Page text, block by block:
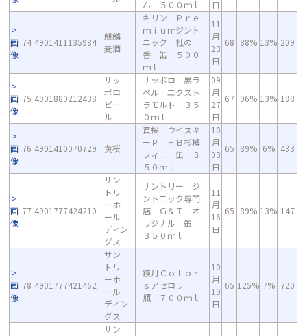
ん ５００ｍｌ
日
画
像
74 4901411135984
麒麟
麦酒
キリン Ｐｒｅ
ｍｉｕｍジント
ニック 杜の
香 缶 ５００
ｍｌ
11
月
23
日
68 88% 13% 209
画
像
75 4901880212438
サッ
ポロ
ビー
ル
サッポロ 黒ラ
ベル エクスト
ラモルト ３５
０ｍｌ
09
月
27
日
67 96% 13% 188
画
像
76 4901410070729 黄桜
黄桜 ウイスキ
ーＰ ＨＢ杉樽
フィニ 缶 ３
５０ｍｌ
10
月
03
日
65 89% 6% 433
画
像
77 4901777424210
サン
トリ
ーホ
ール
ディン
グス
サントリー ジ
ントニック専門
店 Ｇ＆Ｔ オ
リジナル 缶
３５０ｍｌ
11
月
16
日
65 89% 13% 147
画
像
78 4901777421462
サン
トリ
ーホ
ール
ディン
グス
鏡月Ｃｏｌｏｒ
ｓアセロラ
瓶 ７００ｍｌ
10
月
19
日
65 125% 7% 720
サン